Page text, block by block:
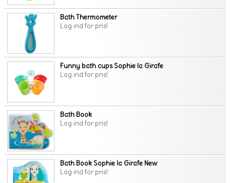
Bath Thermometer
Log ind for pris!
Funny bath cups Sophie la Girafe
Log ind for pris!
Bath Book
Log ind for pris!
Bath Book Sophie la Girafe New
Log ind for pris!